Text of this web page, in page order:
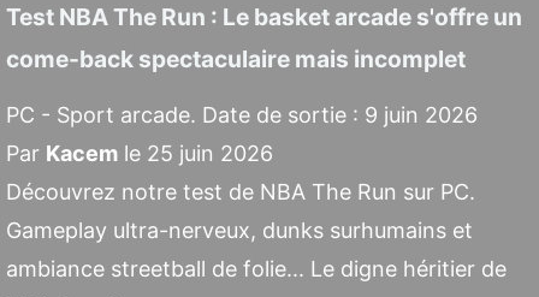
Test NBA The Run : Le basket arcade s'offre un
come-back spectaculaire mais incomplet
PC - Sport arcade. Date de sortie : 9 juin 2026
Par Kacem le 25 juin 2026
Découvrez notre test de NBA The Run sur PC.
Gameplay ultra-nerveux, dunks surhumains et
ambiance streetball de folie... Le digne héritier de